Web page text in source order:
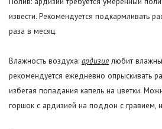
извести. Рекомендуется подкармливать
раза в месяц.
Влажность воздуха: ардизия любит
рекомендуется ежедневно опрыскивать
избегая попадания капель на цветки.
горшок с ардизией на поддон с гравием,